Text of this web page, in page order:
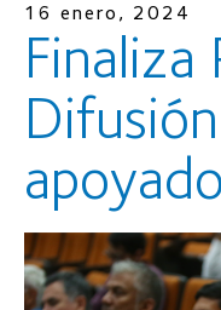
16 enero, 2024